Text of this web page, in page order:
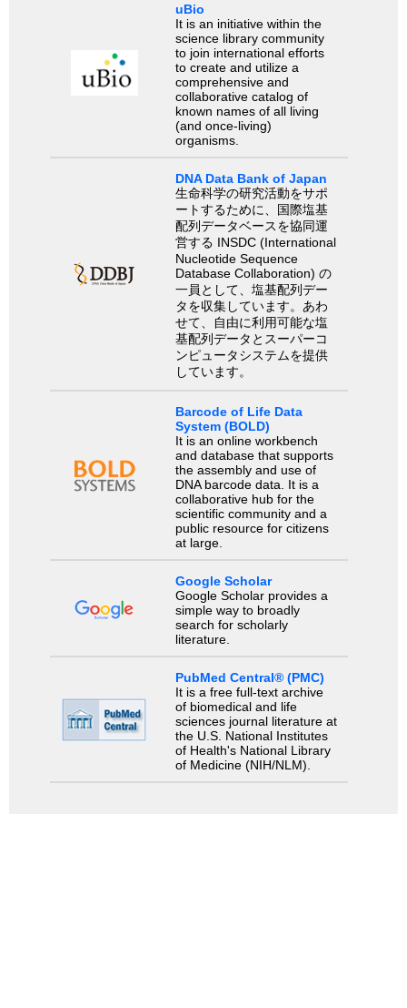
uBio
It is an initiative within the
science library community
to join international efforts
to create and utilize a
comprehensive and
collaborative catalog of
known names of all living
(and once-living)
organisms.
DNA Data Bank of Japan
生命科学の研究活動をサポ
ートするために、国際塩基
配列データベースを協同運
営する INSDC (International
Nucleotide Sequence
Database Collaboration) の
一員として、塩基配列デー
タを収集しています。あわ
せて、自由に利用可能な塩
基配列データとスーパーコ
ンピュータシステムを提供
しています。
Barcode of Life Data
System (BOLD)
It is an online workbench
and database that supports
the assembly and use of
DNA barcode data. It is a
collaborative hub for the
scientific community and a
public resource for citizens
at large.
Google Scholar
Google Scholar provides a
simple way to broadly
search for scholarly
literature.
PubMed Central® (PMC)
It is a free full-text archive
of biomedical and life
sciences journal literature at
the U.S. National Institutes
of Health's National Library
of Medicine (NIH/NLM).